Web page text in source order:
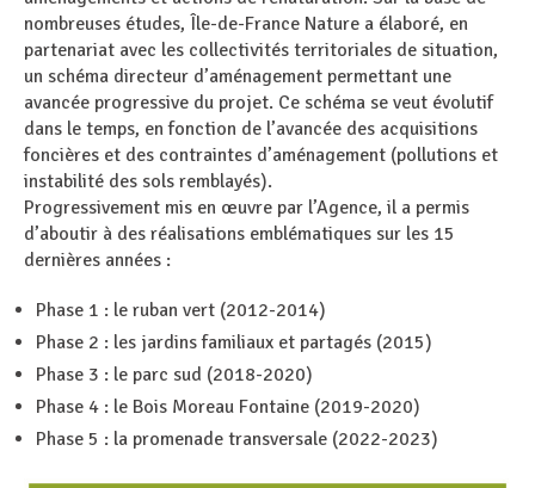
nombreuses études, Île-de-France Nature a élaboré, en
partenariat avec les collectivités territoriales de situation,
un schéma directeur d’aménagement permettant une
avancée progressive du projet. Ce schéma se veut évolutif
dans le temps, en fonction de l’avancée des acquisitions
foncières et des contraintes d’aménagement (pollutions et
instabilité des sols remblayés).
Progressivement mis en œuvre par l’Agence, il a permis
d’aboutir à des réalisations emblématiques sur les 15
dernières années :
Phase 1 : le ruban vert (2012-2014)
Phase 2 : les jardins familiaux et partagés (2015)
Phase 3 : le parc sud (2018-2020)
Phase 4 : le Bois Moreau Fontaine (2019-2020)
Phase 5 : la promenade transversale (2022-2023)